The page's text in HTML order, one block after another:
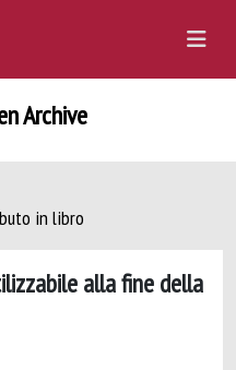
Archive
in libro
alla fine della